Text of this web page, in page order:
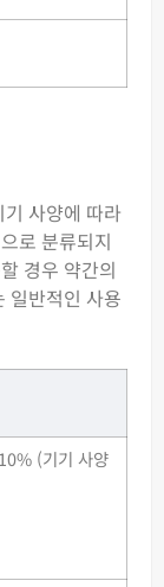
사양에 따라
로 분류되지
경우 약간의
일반적인 사용
(기기 사양